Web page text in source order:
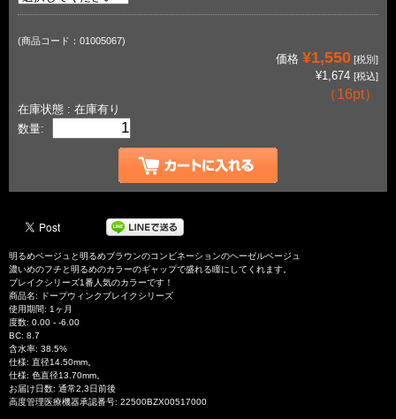
(商品コード：01005067)
価格 ¥1,550 [税別]
¥1,674 [税込]
（16pt）
在庫状態 : 在庫有り
数量:
明るめベージュと明るめブラウンのコンビネーションのヘーゼルベージュ
濃いめのフチと明るめのカラーのギャップで盛れる瞳にしてくれます。
ブレイクシリーズ1番人気のカラーです！
商品名: ドープウィンクブレイクシリーズ
使用期間: 1ヶ月
度数: 0.00 - -6.00
BC: 8.7
含水率: 38.5%
仕様: 直径14.50mm。
仕様: 色直径13.70mm。
お届け日数: 通常2,3日前後
高度管理医療機器承認番号: 22500BZX00517000